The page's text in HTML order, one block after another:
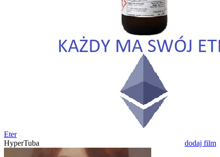
Eter
HyperTuba
dodaj film